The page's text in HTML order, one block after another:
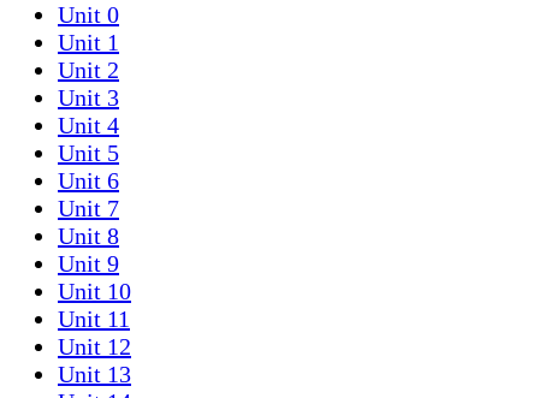
Unit 0
Unit 1
Unit 2
Unit 3
Unit 4
Unit 5
Unit 6
Unit 7
Unit 8
Unit 9
Unit 10
Unit 11
Unit 12
Unit 13